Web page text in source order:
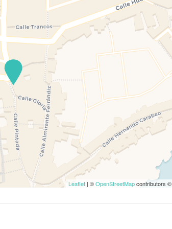
Leaflet | ©OpenStreetMapcontributors ©